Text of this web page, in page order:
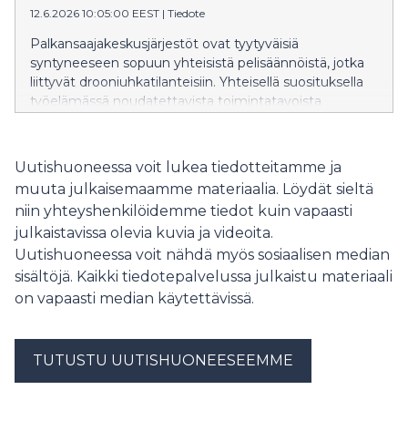
12.6.2026 10:05:00 EEST | Tiedote
Palkansaajakeskusjärjestöt ovat tyytyväisiä
syntyneeseen sopuun yhteisistä pelisäännöistä, jotka
liittyvät drooniuhkatilanteisiin. Yhteisellä suosituksella
työelämässä noudatettavista toimintatavoista
Uutishuoneessa voit lukea tiedotteitamme ja
muuta julkaisemaamme materiaalia. Löydät sieltä
niin yhteyshenkilöidemme tiedot kuin vapaasti
julkaistavissa olevia kuvia ja videoita.
Uutishuoneessa voit nähdä myös sosiaalisen median
sisältöjä. Kaikki tiedotepalvelussa julkaistu materiaali
on vapaasti median käytettävissä.
TUTUSTU UUTISHUONEESEEMME